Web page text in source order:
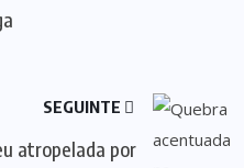
SEGUINTE
atropelada por